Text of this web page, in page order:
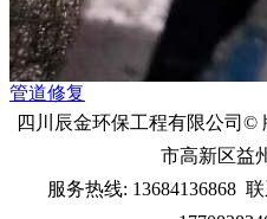
管道修复
四川辰金环保工程有限公司 ©
市高新区益
服务热线: 13684136868